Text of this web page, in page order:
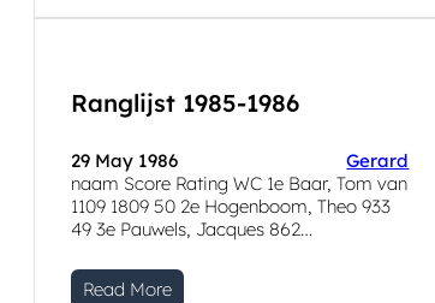
Ranglijst 1985-1986
29 May 1986
Gerard
naam Score Rating WC 1e Baar, Tom van
1109 1809 50 2e Hogenboom, Theo 933
49 3e Pauwels, Jacques 862…
Read More